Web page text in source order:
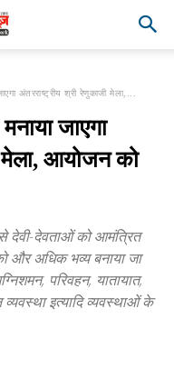
अंतरराष्ट्रीय श्री रेणुकाजी मेला,...
जाएगा
मेला, आयोजन को
देवी-देवताओं को आमंत्रित
और अधिक भव्य बनाया जा
परिवहन, यातायात,
व्यवस्था इत्यादि व्यवस्थाओं के